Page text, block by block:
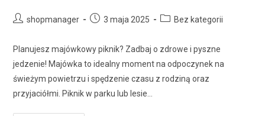
shopmanager 3 maja 2025 Bez kategorii
Planujesz majówkowy piknik? Zadbaj o zdrowe i pyszne
jedzenie! Majówka to idealny moment na odpoczynek na
świeżym powietrzu i spędzenie czasu z rodziną oraz
przyjaciółmi. Piknik w parku lub lesie…